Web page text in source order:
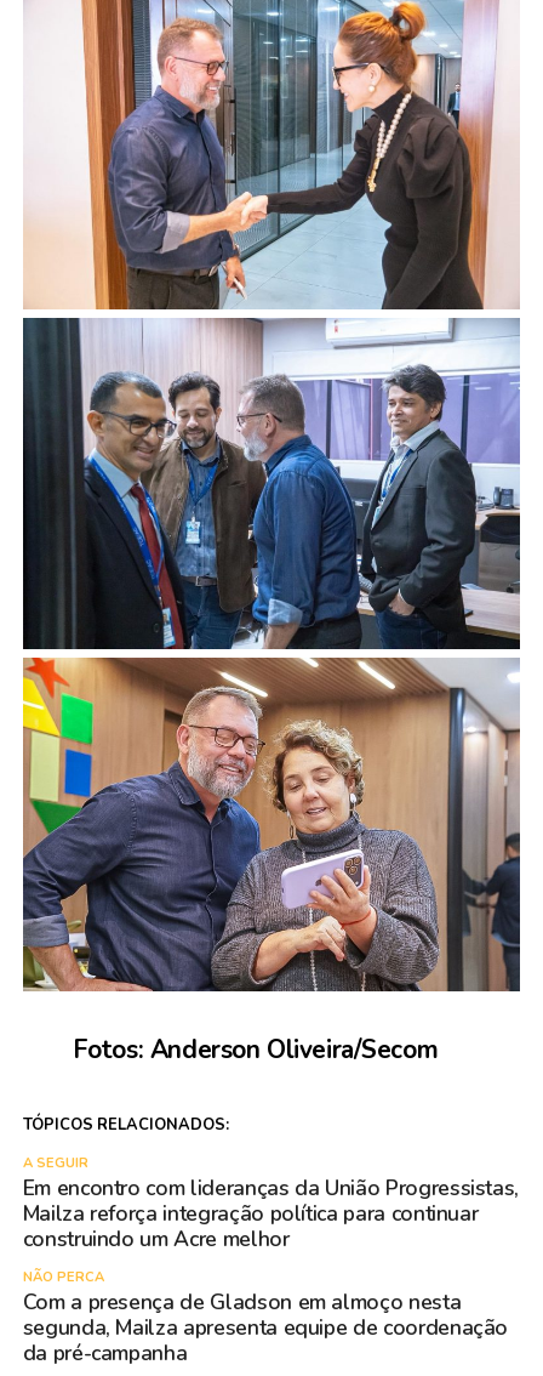
Fotos: Anderson Oliveira/Secom
TÓPICOS RELACIONADOS:
A SEGUIR
Em encontro com lideranças da União Progressistas,
Mailza reforça integração política para continuar
construindo um Acre melhor
NÃO PERCA
Com a presença de Gladson em almoço nesta
segunda, Mailza apresenta equipe de coordenação
da pré-campanha